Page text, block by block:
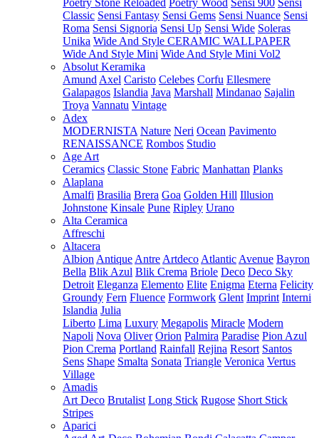
Poetry Stone Reloaded Poetry Wood Sensi 900 Sensi
Classic Sensi Fantasy Sensi Gems Sensi Nuance Sensi
Roma Sensi Signoria Sensi Up Sensi Wide Soleras
Unika Wide And Style CERAMIC WALLPAPER
Wide And Style Mini Wide And Style Mini Vol2
Absolut Keramika
Amund Axel Caristo Celebes Corfu Ellesmere
Galapagos Islandia Java Marshall Mindanao Sajalin
Troya Vannatu Vintage
Adex
MODERNISTA Nature Neri Ocean Pavimento
RENAISSANCE Rombos Studio
Age Art
Ceramics Classic Stone Fabric Manhattan Planks
Alaplana
Amalfi Brasilia Brera Goa Golden Hill Illusion
Johnstone Kinsale Pune Ripley Urano
Alta Ceramica
Affreschi
Altacera
Albion Antique Antre Artdeco Atlantic Avenue Bayron
Bella Blik Azul Blik Crema Briole Deco Deco Sky
Detroit Eleganza Elemento Elite Enigma Eterna Felicity
Groundy Fern Fluence Formwork Glent Imprint Interni
Islandia Julia
Liberto Lima Luxury Megapolis Miracle Modern
Napoli Nova Oliver Orion Palmira Paradise Pion Azul
Pion Crema Portland Rainfall Rejina Resort Santos
Sens Shape Smalta Sonata Triangle Veronica Vertus
Village
Amadis
Art Deco Brutalist Long Stick Rugose Short Stick
Stripes
Aparici